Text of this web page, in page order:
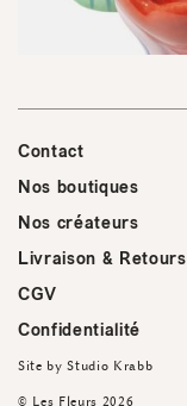
Contact
Nos boutiques
Nos créateurs
Livraison & Retours
CGV
Confidentialité
Site byStudio Krabb
© Les Fleurs 2026